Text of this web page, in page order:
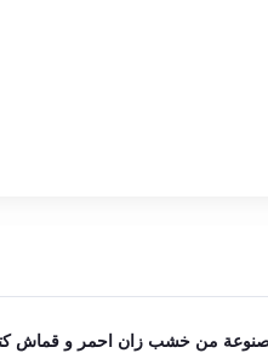
من خشب زان احمر و قماش